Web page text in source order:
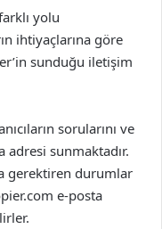
yolu
ihtiyaçlarına göre
sunduğu iletişim
sorularını ve
adresi sunmaktadır.
gerektiren durumlar
e-posta